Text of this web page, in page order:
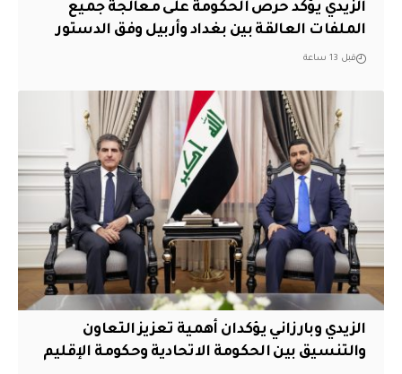
الزيدي يؤكد حرص الحكومة على معالجة جميع
الملفات العالقة بين بغداد وأربيل وفق الدستور
قبل 13 ساعة
الزيدي وبارزاني يؤكدان أهمية تعزيز التعاون
والتنسيق بين الحكومة الاتحادية وحكومة الإقليم